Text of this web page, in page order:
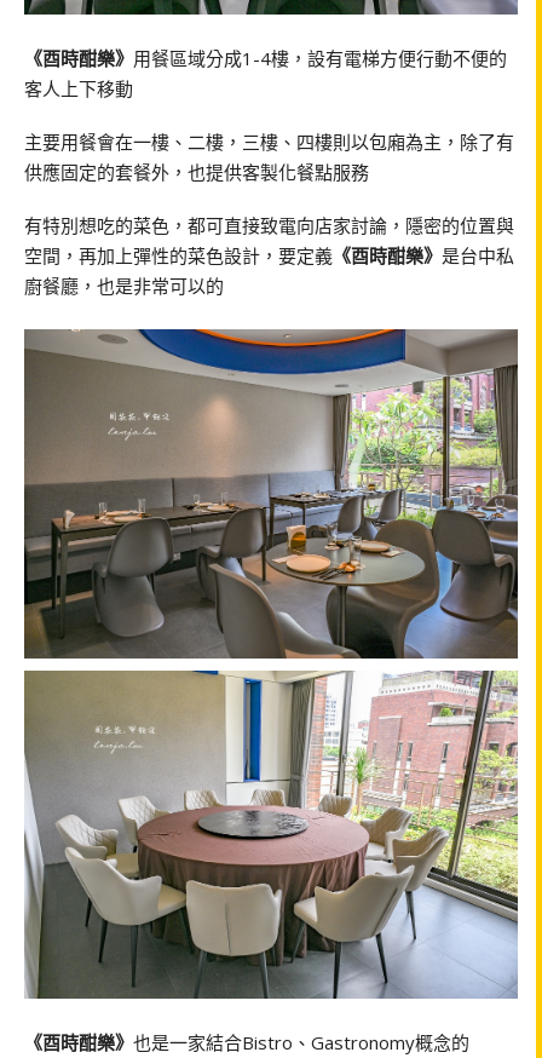
《酉時酣樂》 用餐區域分成1-4樓，設有電梯方便行動不便的
客人上下移動
主要用餐會在一樓、二樓，三樓、四樓則以包廂為主，除了有
供應固定的套餐外，也提供客製化餐點服務
有特別想吃的菜色，都可直接致電向店家討論，隱密的位置與
空間，再加上彈性的菜色設計，要定義 《酉時酣樂》 是台中私
廚餐廳，也是非常可以的
《酉時酣樂》 也是一家結合Bistro、Gastronomy概念的